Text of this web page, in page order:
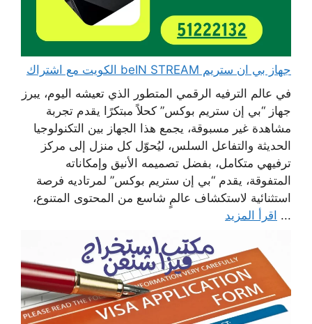
جهاز بي ان ستريم beIN STREAM الكويت مع اشتراك
في عالم الترفيه الرقمي المتطور الذي تعيشه اليوم، يبرز
جهاز “بي إن ستريم بوكس” كحلاً مبتكرًا يقدم تجربة
مشاهدة غير مسبوقة، يجمع هذا الجهاز بين التكنولوجيا
الحديثة والتفاعل السلس، ليُحوّل كل منزل إلى مركز
ترفيهي متكامل، بفضل تصميمه الأنيق وإمكاناته
المتفوقة، يقدم “بي إن ستريم بوكس” لمرتاديه فرصة
استثنائية لاستكشاف عالمٍ شاسع من المحتوى المتنوع،
... اقرأ المزيد